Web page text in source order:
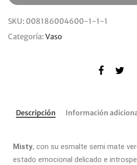
SKU: 008186004600-1-1-1
Categoría:Vaso
Descripción Información
Misty, con su esmalte semi mate
estado emocional delicado e